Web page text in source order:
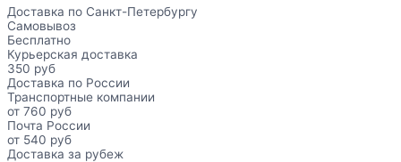
Доставка по Санкт-Петербургу
Самовывоз
Бесплатно
Курьерская доставка
350 руб
Доставка по России
Транспортные компании
от 760 руб
Почта России
от 540 руб
Доставка за рубеж